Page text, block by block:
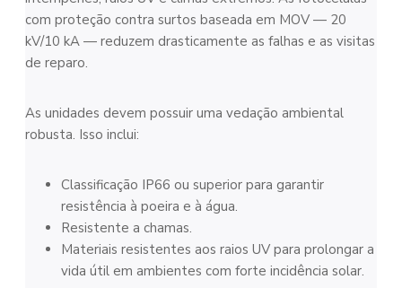
com proteção contra surtos baseada em MOV — 20
kV/10 kA — reduzem drasticamente as falhas e as visitas
de reparo.
As unidades devem possuir uma vedação ambiental
robusta. Isso inclui:
Classificação IP66 ou superior para garantir
resistência à poeira e à água.
Resistente a chamas.
Materiais resistentes aos raios UV para prolongar a
vida útil em ambientes com forte incidência solar.